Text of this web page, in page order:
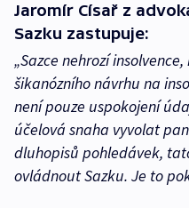
Jaromír Císař z
Sazku zastupuje:
„Sazce nehrozí
šikanózního návrhu na
není pouze uspokojení
účelová snaha vyvolat
dluhopisů pohledávek,
ovládnout Sazku. Je to